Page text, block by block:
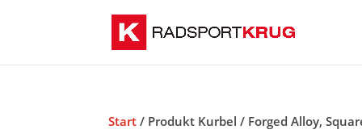
Start / Produkt Kurbel / Forged Alloy,